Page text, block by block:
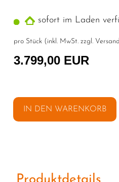
sofort im Laden
pro Stück (inkl. MwSt. zzgl.
3.799,00 EUR
IN DEN WARENKORB